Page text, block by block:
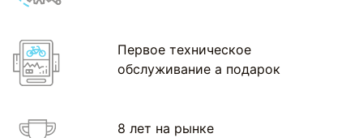
Первое техническое
обслуживание а подарок
8 лет на рынке